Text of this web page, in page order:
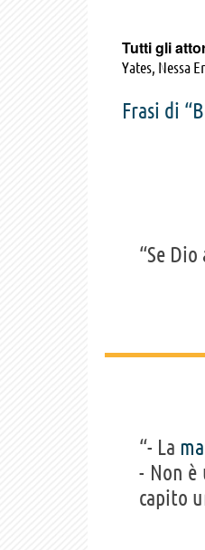
Tutti gli
Yates, Nessa
Frasi di
“Se
“- La
- Non è
capito